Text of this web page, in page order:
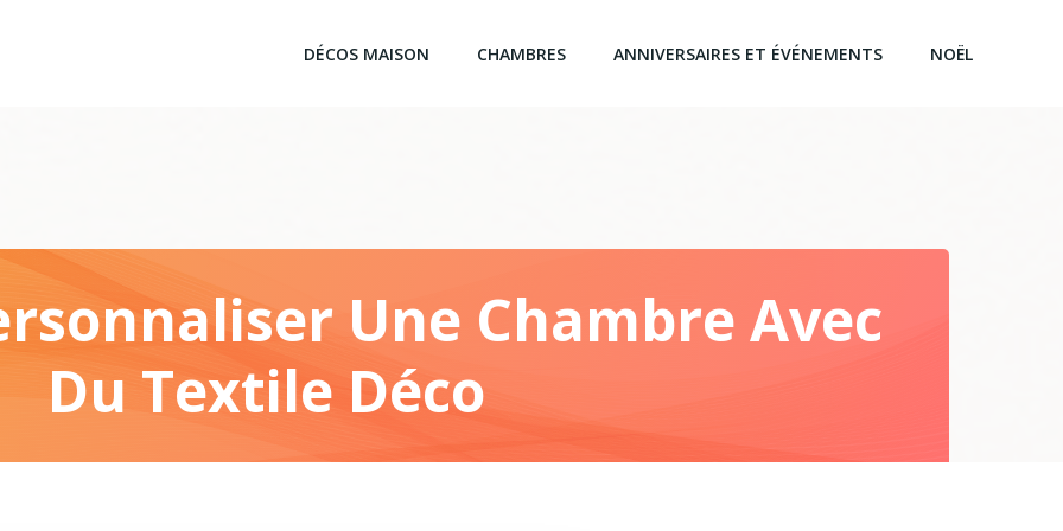
DÉCOS MAISON CHAMBRES ANNIVERSAIRES ET ÉVÉNEMENTS NOËL
Une Chambre Avec
Du Textile Déco